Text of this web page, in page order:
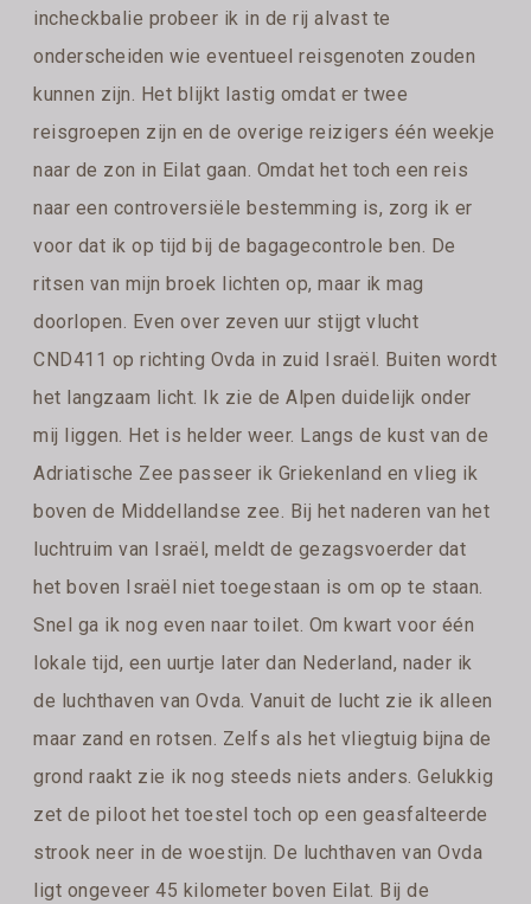
incheckbalie probeer ik in de rij alvast te
onderscheiden wie eventueel reisgenoten zouden
kunnen zijn. Het blijkt lastig omdat er twee
reisgroepen zijn en de overige reizigers één weekje
naar de zon in Eilat gaan. Omdat het toch een reis
naar een controversiële bestemming is, zorg ik er
voor dat ik op tijd bij de bagagecontrole ben. De
ritsen van mijn broek lichten op, maar ik mag
doorlopen. Even over zeven uur stijgt vlucht
CND411 op richting Ovda in zuid Israël. Buiten wordt
het langzaam licht. Ik zie de Alpen duidelijk onder
mij liggen. Het is helder weer. Langs de kust van de
Adriatische Zee passeer ik Griekenland en vlieg ik
boven de Middellandse zee. Bij het naderen van het
luchtruim van Israël, meldt de gezagsvoerder dat
het boven Israël niet toegestaan is om op te staan.
Snel ga ik nog even naar toilet. Om kwart voor één
lokale tijd, een uurtje later dan Nederland, nader ik
de luchthaven van Ovda. Vanuit de lucht zie ik alleen
maar zand en rotsen. Zelfs als het vliegtuig bijna de
grond raakt zie ik nog steeds niets anders. Gelukkig
zet de piloot het toestel toch op een geasfalteerde
strook neer in de woestijn. De luchthaven van Ovda
ligt ongeveer 45 kilometer boven Eilat. Bij de